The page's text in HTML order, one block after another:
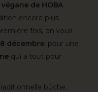
de HOBA
encore plus
fois, on vous
décembre, pour une
qui a tout pour
bûche,